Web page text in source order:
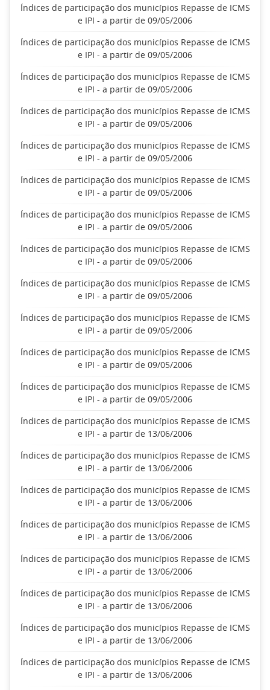
Índices de participação dos municípios Repasse de ICMS
e IPI - a partir de 09/05/2006
Índices de participação dos municípios Repasse de ICMS
e IPI - a partir de 09/05/2006
Índices de participação dos municípios Repasse de ICMS
e IPI - a partir de 09/05/2006
Índices de participação dos municípios Repasse de ICMS
e IPI - a partir de 09/05/2006
Índices de participação dos municípios Repasse de ICMS
e IPI - a partir de 09/05/2006
Índices de participação dos municípios Repasse de ICMS
e IPI - a partir de 09/05/2006
Índices de participação dos municípios Repasse de ICMS
e IPI - a partir de 09/05/2006
Índices de participação dos municípios Repasse de ICMS
e IPI - a partir de 09/05/2006
Índices de participação dos municípios Repasse de ICMS
e IPI - a partir de 09/05/2006
Índices de participação dos municípios Repasse de ICMS
e IPI - a partir de 09/05/2006
Índices de participação dos municípios Repasse de ICMS
e IPI - a partir de 09/05/2006
Índices de participação dos municípios Repasse de ICMS
e IPI - a partir de 09/05/2006
Índices de participação dos municípios Repasse de ICMS
e IPI - a partir de 13/06/2006
Índices de participação dos municípios Repasse de ICMS
e IPI - a partir de 13/06/2006
Índices de participação dos municípios Repasse de ICMS
e IPI - a partir de 13/06/2006
Índices de participação dos municípios Repasse de ICMS
e IPI - a partir de 13/06/2006
Índices de participação dos municípios Repasse de ICMS
e IPI - a partir de 13/06/2006
Índices de participação dos municípios Repasse de ICMS
e IPI - a partir de 13/06/2006
Índices de participação dos municípios Repasse de ICMS
e IPI - a partir de 13/06/2006
Índices de participação dos municípios Repasse de ICMS
e IPI - a partir de 13/06/2006